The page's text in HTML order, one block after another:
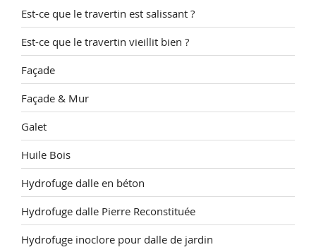
Est-ce que le travertin est salissant ?
Est-ce que le travertin vieillit bien ?
Façade
Façade & Mur
Galet
Huile Bois
Hydrofuge dalle en béton
Hydrofuge dalle Pierre Reconstituée
Hydrofuge inoclore pour dalle de jardin